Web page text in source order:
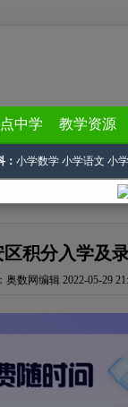
中学 教学资源
： 小学数学 小学语文 小
积分入学及
奥数网编辑 2022-05-29